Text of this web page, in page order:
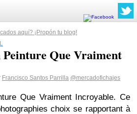
aquí? ¡Propón tu blog!
Peinture Que Vraiment
Francisco Santos Parrilla @mercadofichajes
Que Vraiment Incroyable. Ce
choix se rapportant à